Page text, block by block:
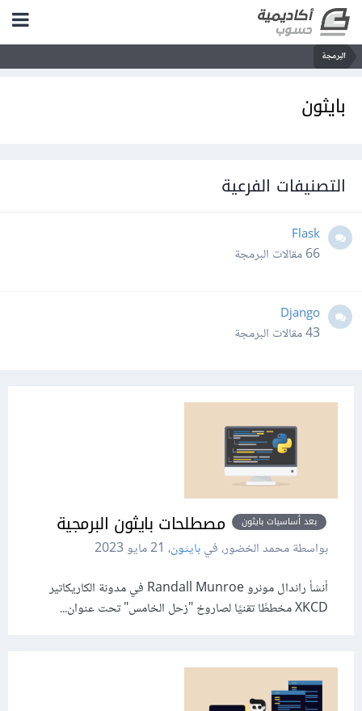
البرمجة
بايثون
التصنيفات الفرعية
Flask
66مقالات البرمجة
Django
43مقالات البرمجة
بعد أساسيات بايثون مصطلحات بايثون البرمجية
بواسطة محمد الخضور، فيبايثون، 21 مايو 2023
أنشأ راندال مونرو Randall Munroe في مدونة الكاريكاتير
XKCD مخططًا تقنيًا لصاروخ "زحل الخامس" تحت عنوان...